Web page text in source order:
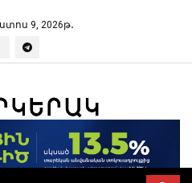
9, 2026թ․